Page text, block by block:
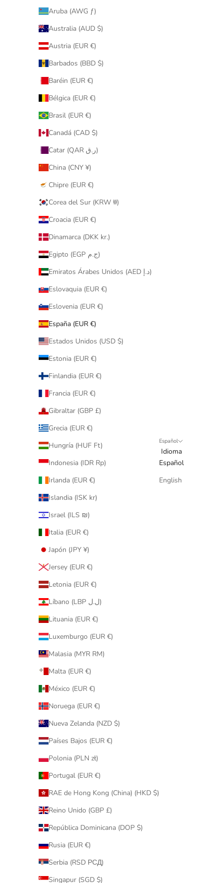
Aruba (AWG ƒ)
Australia (AUD $)
Austria (EUR €)
Barbados (BBD $)
Baréin (EUR €)
Bélgica (EUR €)
Brasil (EUR €)
Canadá (CAD $)
Catar (QAR ر.ق)
China (CNY ¥)
Chipre (EUR €)
Corea del Sur (KRW ₩)
Croacia (EUR €)
Dinamarca (DKK kr.)
Egipto (EGP ج.م)
Emiratos Árabes Unidos (AED د.إ)
Eslovaquia (EUR €)
Eslovenia (EUR €)
España (EUR €)
Estados Unidos (USD $)
Estonia (EUR €)
Finlandia (EUR €)
Francia (EUR €)
Gibraltar (GBP £)
Grecia (EUR €)
Hungría (HUF Ft)
Indonesia (IDR Rp)
Irlanda (EUR €)
Islandia (ISK kr)
Israel (ILS ₪)
Italia (EUR €)
Japón (JPY ¥)
Jersey (EUR €)
Letonia (EUR €)
Líbano (LBP ل.ل)
Lituania (EUR €)
Luxemburgo (EUR €)
Malasia (MYR RM)
Malta (EUR €)
México (EUR €)
Noruega (EUR €)
Nueva Zelanda (NZD $)
Países Bajos (EUR €)
Polonia (PLN zł)
Portugal (EUR €)
RAE de Hong Kong (China) (HKD $)
Reino Unido (GBP £)
República Dominicana (DOP $)
Rusia (EUR €)
Serbia (RSD РСД)
Singapur (SGD $)
Español
Idioma
Español
English